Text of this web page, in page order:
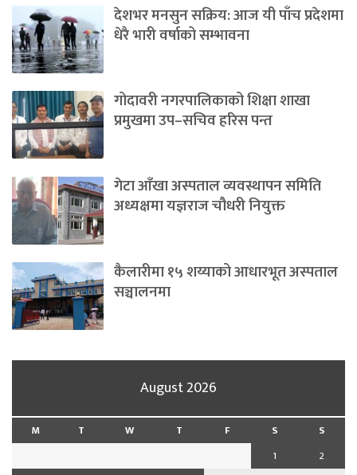
देशभर मनसुन सक्रिय: आज यी पाँच प्रदेशमा
धेरै भारी वर्षाको सम्भावना
गोदावरी नगरपालिकाको शिक्षा शाखा
प्रमुखमा उप–सचिव हरिस पन्त
गेटा आँखा अस्पताल व्यवस्थापन समिति
अध्यक्षमा यज्ञराज चौधरी नियुक्त
कैलारीमा १५ शय्याको आधारभूत अस्पताल
सञ्चालनमा
August 2026
M T W T F S
S
1
2